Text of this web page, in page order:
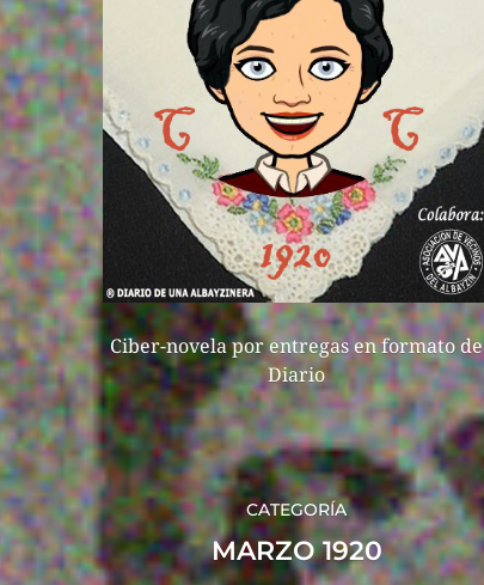
Ciber-novela por entregas en formato de
Diario
CATEGORÍA
MARZO 1920